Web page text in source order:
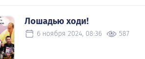
Лошадью ходи!
6 ноября 2024, 08:36 587